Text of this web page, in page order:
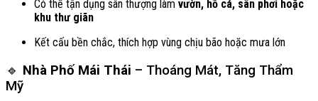
Có thể tận dụng sân thượng làm vườn, hồ cá, sân phơi hoặc
khu thư giãn
Kết cấu bền chắc, thích hợp vùng chịu bão hoặc mưa lớn
🔹 Nhà Phố Mái Thái – Thoáng Mát, Tăng Thẩm
Mỹ